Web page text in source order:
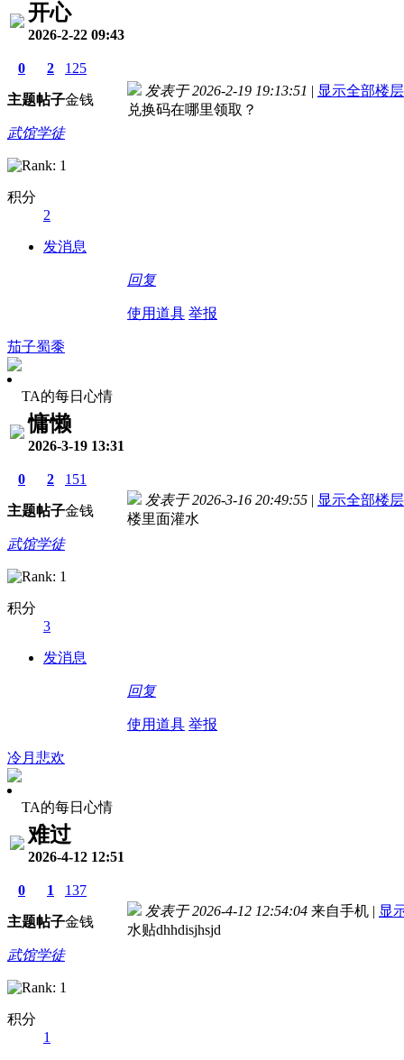
开心
2026-2-22 09:43
0
主题
2
帖子
125
金钱
武馆学徒
积分
2
发消息
发表于 2026-2-19 19:13:51 | 显示全部楼层
兑换码在哪里领取？
回复
使用道具 举报
茄子蜀黍
TA的每日心情
慵懒
2026-3-19 13:31
0
主题
2
帖子
151
金钱
武馆学徒
积分
3
发消息
发表于 2026-3-16 20:49:55 | 显示全部楼层
楼里面灌水
回复
使用道具 举报
冷月悲欢
TA的每日心情
难过
2026-4-12 12:51
0
主题
1
帖子
137
金钱
武馆学徒
积分
1
发表于 2026-4-12 12:54:04 来自手机 | 显
水贴dhhdisjhsjd